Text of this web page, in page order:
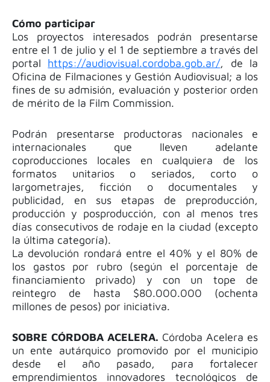
Cómo participar
Los proyectos interesados podrán presentarse
entre el 1 de julio y el 1 de septiembre a través del
portal https://audiovisual.cordoba.gob.ar/, de la
Oficina de Filmaciones y Gestión Audiovisual; a los
fines de su admisión, evaluación y posterior orden
de mérito de la Film Commission.
Podrán presentarse productoras nacionales e
internacionales que lleven adelante
coproducciones locales en cualquiera de los
formatos unitarios o seriados, corto o
largometrajes, ficción o documentales y
publicidad, en sus etapas de preproducción,
producción y posproducción, con al menos tres
días consecutivos de rodaje en la ciudad (excepto
la última categoría).
La devolución rondará entre el 40% y el 80% de
los gastos por rubro (según el porcentaje de
financiamiento privado) y con un tope de
reintegro de hasta $80.000.000 (ochenta
millones de pesos) por iniciativa.
SOBRE CÓRDOBA ACELERA. Córdoba Acelera es
un ente autárquico promovido por el municipio
desde el año pasado, para fortalecer
emprendimientos innovadores tecnológicos de